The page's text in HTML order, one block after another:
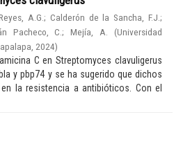
A.G. ; Calderón de la Sancha, F.J.;
Pacheco, C.;Mejía, A. (Universidad
2024)
C en Streptomyces clavuligerus
y pbp74 y se ha sugerido que dichos
la resistencia a antibióticos. Con el